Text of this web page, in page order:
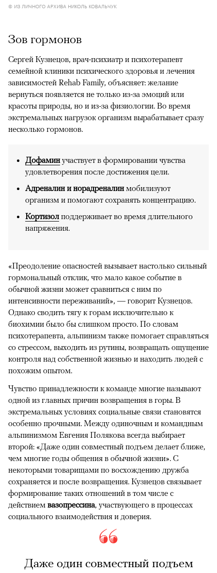
© ИЗ ЛИЧНОГО АРХИВА НИКОЛЬ КОВАЛЬЧУК
Зов гормонов
Сергей Кузнецов, врач-психиатр и психотерапевт
семейной клиники психического здоровья и лечения
зависимостей Rehab Family, объясняет: желание
вернуться появляется не только из-за эмоций или
красоты природы, но и из-за физиологии. Во время
экстремальных нагрузок организм вырабатывает сразу
несколько гормонов.
Дофаминучаствует в формировании чувства
удовлетворения после достижения цели.
Адреналин и норадреналинмобилизуют
организм и помогают сохранять концентрацию.
Кортизол поддерживает во время длительного
напряжения.
«Преодоление опасностей вызывает настолько сильный
гормональный отклик, что мало какое событие в
обычной жизни может сравниться с ним по
интенсивности переживаний», — говорит Кузнецов.
Однако сводить тягу к горам исключительно к
биохимии было бы слишком просто. По словам
психотерапевта, альпинизм также помогает справляться
со стрессом, выходить из рутины, возвращать ощущение
контроля над собственной жизнью и находить людей с
похожим опытом.
Чувство принадлежности к команде многие называют
одной из главных причин возвращения в горы. В
экстремальных условиях социальные связи становятся
особенно прочными. Между одиночным и командным
альпинизмом Евгения Полякова всегда выбирает
второй: «Даже один совместный подъем делает ближе,
чем многие годы общения в обычной жизни». С
некоторыми товарищами по восхождению дружба
сохраняется и после возвращения. Кузнецов связывает
формирование таких отношений в том числе с
действием вазопрессина, участвующего в процессах
социального взаимодействия и доверия.
Даже один совместный подъем